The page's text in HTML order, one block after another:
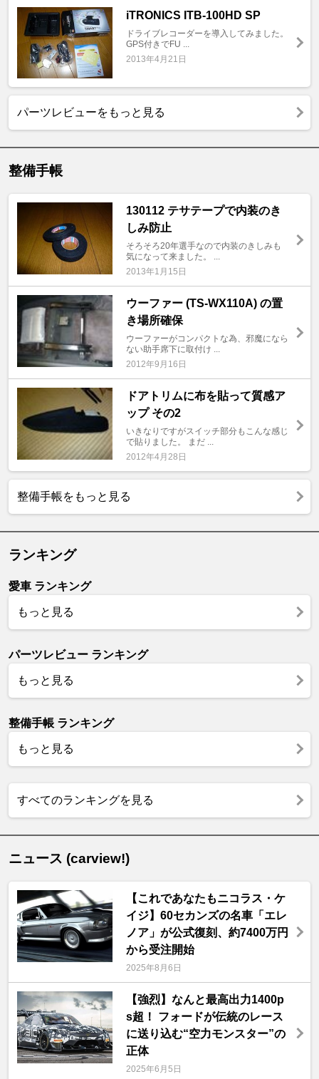
iTRONICS ITB-100HD SP
ドライブレコーダーを導入してみました。
GPS付きでFU ...
2013年4月21日
パーツレビューをもっと見る
整備手帳
130112 テサテープで内装のき
しみ防止
そろそろ20年選手なので内装のきしみも
気になって来ました。 ...
2013年1月15日
ウーファー (TS-WX110A) の置
き場所確保
ウーファーがコンパクトな為、邪魔になら
ない助手席下に取付け ...
2012年9月16日
ドアトリムに布を貼って質感ア
ップ その2
いきなりですがスイッチ部分もこんな感じ
で貼りました。 まだ ...
2012年4月28日
整備手帳をもっと見る
ランキング
愛車 ランキング
もっと見る
パーツレビュー ランキング
もっと見る
整備手帳 ランキング
もっと見る
すべてのランキングを見る
ニュース (carview!)
【これであなたもニコラス・ケ
イジ】60セカンズの名車「エレ
ノア」が公式復刻、約7400万円
から受注開始
2025年8月6日
【強烈】なんと最高出力1400p
s超！ フォードが伝統のレース
に送り込む“空力モンスター”の
正体
2025年6月5日